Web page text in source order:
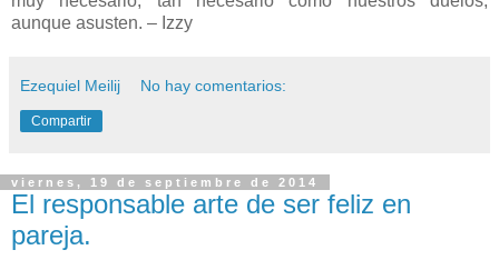
aunque asusten. – Izzy
Ezequiel Meilij No hay comentarios:
Compartir
viernes, 19 de septiembre de 2014
El responsable arte de ser feliz en
pareja.